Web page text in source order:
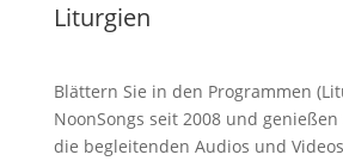
Liturgien
Blättern Sie in den Programmen
NoonSongs seit 2008 und
die begleitenden Audios und